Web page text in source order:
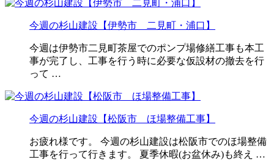
今週の杉山建設【伊勢市 二見町・浦口】
今週は伊勢市二見町茶屋でのポンプ場修繕工事も本工
事が完了し、工事を行う時に必要な仮設材の撤去を行
って …
今週の杉山建設【松阪市 ほ場整備工事】
お疲れ様です。 今週の杉山建設は松阪市でのほ場整備
工事を行って行きます。 夏季休暇(お盆休み)も終え …